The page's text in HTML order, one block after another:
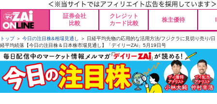
証券会社
比較
クレジット
カード比較
株主優待
トップ＞ 今日の注目株&相場見通し
＞ 日経平均先物の応用的な活用方法/フジクラに見切り売り/日
経平均続落【今日の注目株＆日本株市場見通し】「デイリーZAi」5月19日号